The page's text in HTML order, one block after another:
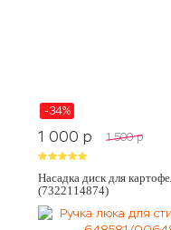
-34%
1 000 p 1 500 p
Насадка диск для
(7322114874)